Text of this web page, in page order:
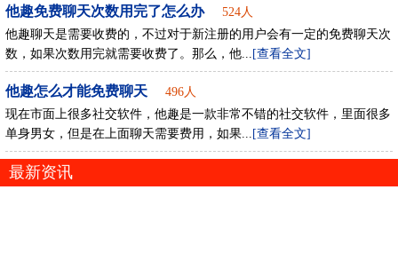
他趣免费聊天次数用完了怎么办
524人
他趣聊天是需要收费的，不过对于新注册的用户会有一定的免费聊天次
数，如果次数用完就需要收费了。那么，他...
[查看全文]
他趣怎么才能免费聊天
496人
现在市面上很多社交软件，他趣是一款非常不错的社交软件，里面很多
单身男女，但是在上面聊天需要费用，如果...
[查看全文]
最新资讯